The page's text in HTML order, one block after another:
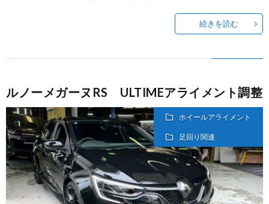
続きを読む
ルノーメガーヌRS ULTIMEアライメント調整
ホイールアライメント
足回り関連